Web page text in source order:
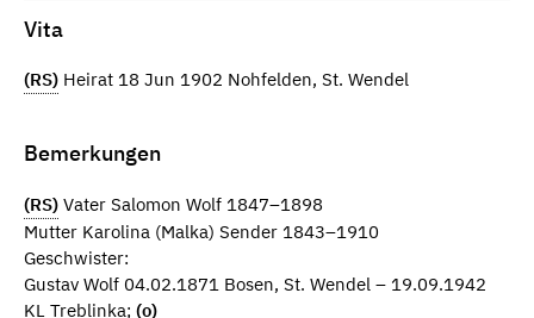
Vita
(RS) Heirat 18 Jun 1902 Nohfelden, St. Wendel
Bemerkungen
(RS) Vater Salomon Wolf 1847–1898
Mutter Karolina (Malka) Sender 1843–1910
Geschwister:
Gustav Wolf 04.02.1871 Bosen, St. Wendel – 19.09.1942
KL Treblinka; (o)